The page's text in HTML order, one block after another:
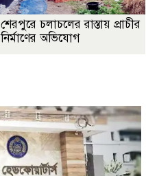
শেরপুরে চলাচলের রাস্তায় প্রাচীর
নির্মাণের অভিযোগ